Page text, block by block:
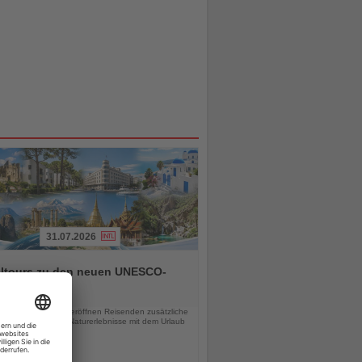
31.07.2026
zu den neuen UNESCO-
UNESCO-Stätten eröffnen Reisenden zusätzliche
Kultur- und Naturerlebnisse mit dem Urlaub